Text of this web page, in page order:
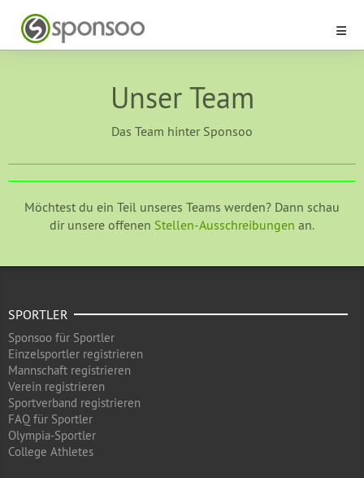
Unser Team
Das Team hinter Sponsoo
Möchtest du ein Teil unseres Teams werden? Dann schau
dir unsere offenen Stellen-Ausschreibungen an.
SPORTLER
Sponsoo für Sportler
Einzelsportler registrieren
Mannschaft registrieren
Verein registrieren
Sportverband registrieren
FAQ für Sportler
Olympia-Sportler
College Athletes